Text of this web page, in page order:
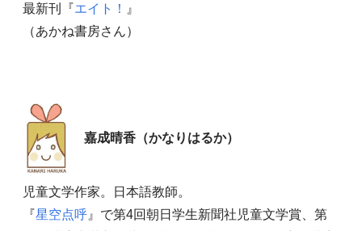
最新刊『エイト！
』
（あかね書房さん）
嘉成晴香（かなりはるか）
児童文学作家。日本語教師。
『星空点呼』で第4回朝日学生新聞社児童文学賞、第